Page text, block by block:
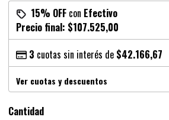
15% OFFcon Efectivo
Precio final: $107.525,00
3 cuotas sin interés de $42.166,67
Ver cuotas y descuentos
Cantidad